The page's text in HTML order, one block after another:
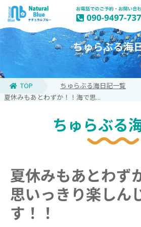
ちゅらぶる海
TOP
ちゅらぶる海日記一覧
夏休みもあとわずか！！海で思...
ちゅらぶる
夏休みもあとわず
思いっきり楽しん
す！！